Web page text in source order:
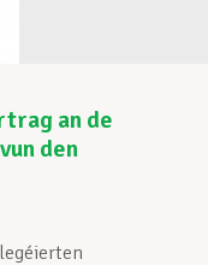
an de
den